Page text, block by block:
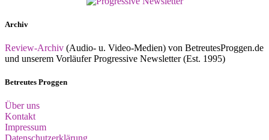
Archiv
Review-Archiv (Audio- u. Video-Medien) von BetreutesProggen.de
und unserem Vorläufer Progressive Newsletter (Est. 1995)
Betreutes Proggen
Über uns
Kontakt
Impressum